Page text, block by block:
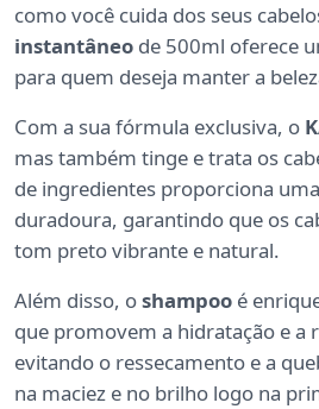
como você cuida dos seus
instantâneo de 500ml oferece
para quem deseja manter a
Com a sua fórmula exclusiva, o
mas também tinge e trata os
de ingredientes proporciona
duradoura, garantindo que os
tom preto vibrante e natural.
Além disso, oshampoo é
que promovem a hidratação e a
evitando o ressecamento e a
na maciez e no brilho logo na